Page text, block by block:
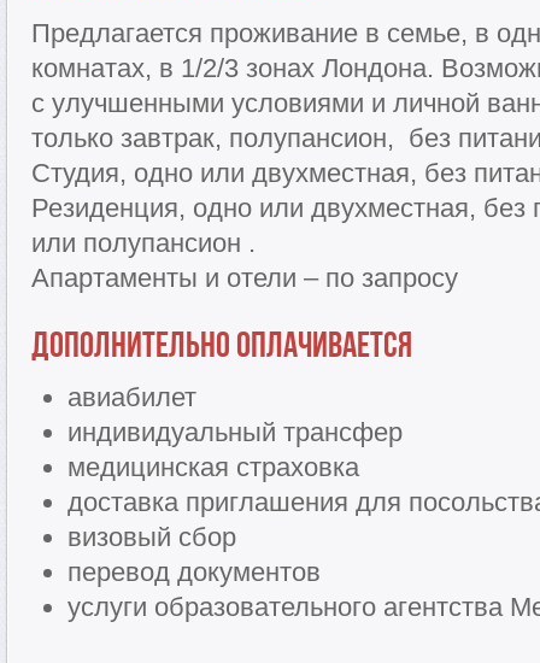
Предлагается проживание в семье, в
комнатах, в 1/2/3 зонах Лондона.
с улучшенными условиями и личной
только завтрак, полупансион, без
Студия, одно или двухместная, без
Резиденция, одно или двухместная, без
или полупансион .
Апартаменты и отели – по запросу
Дополнительно оплачивается
авиабилет
индивидуальный трансфер
медицинская страховка
доставка приглашения для
визовый сбор
перевод документов
услуги образовательного агентства